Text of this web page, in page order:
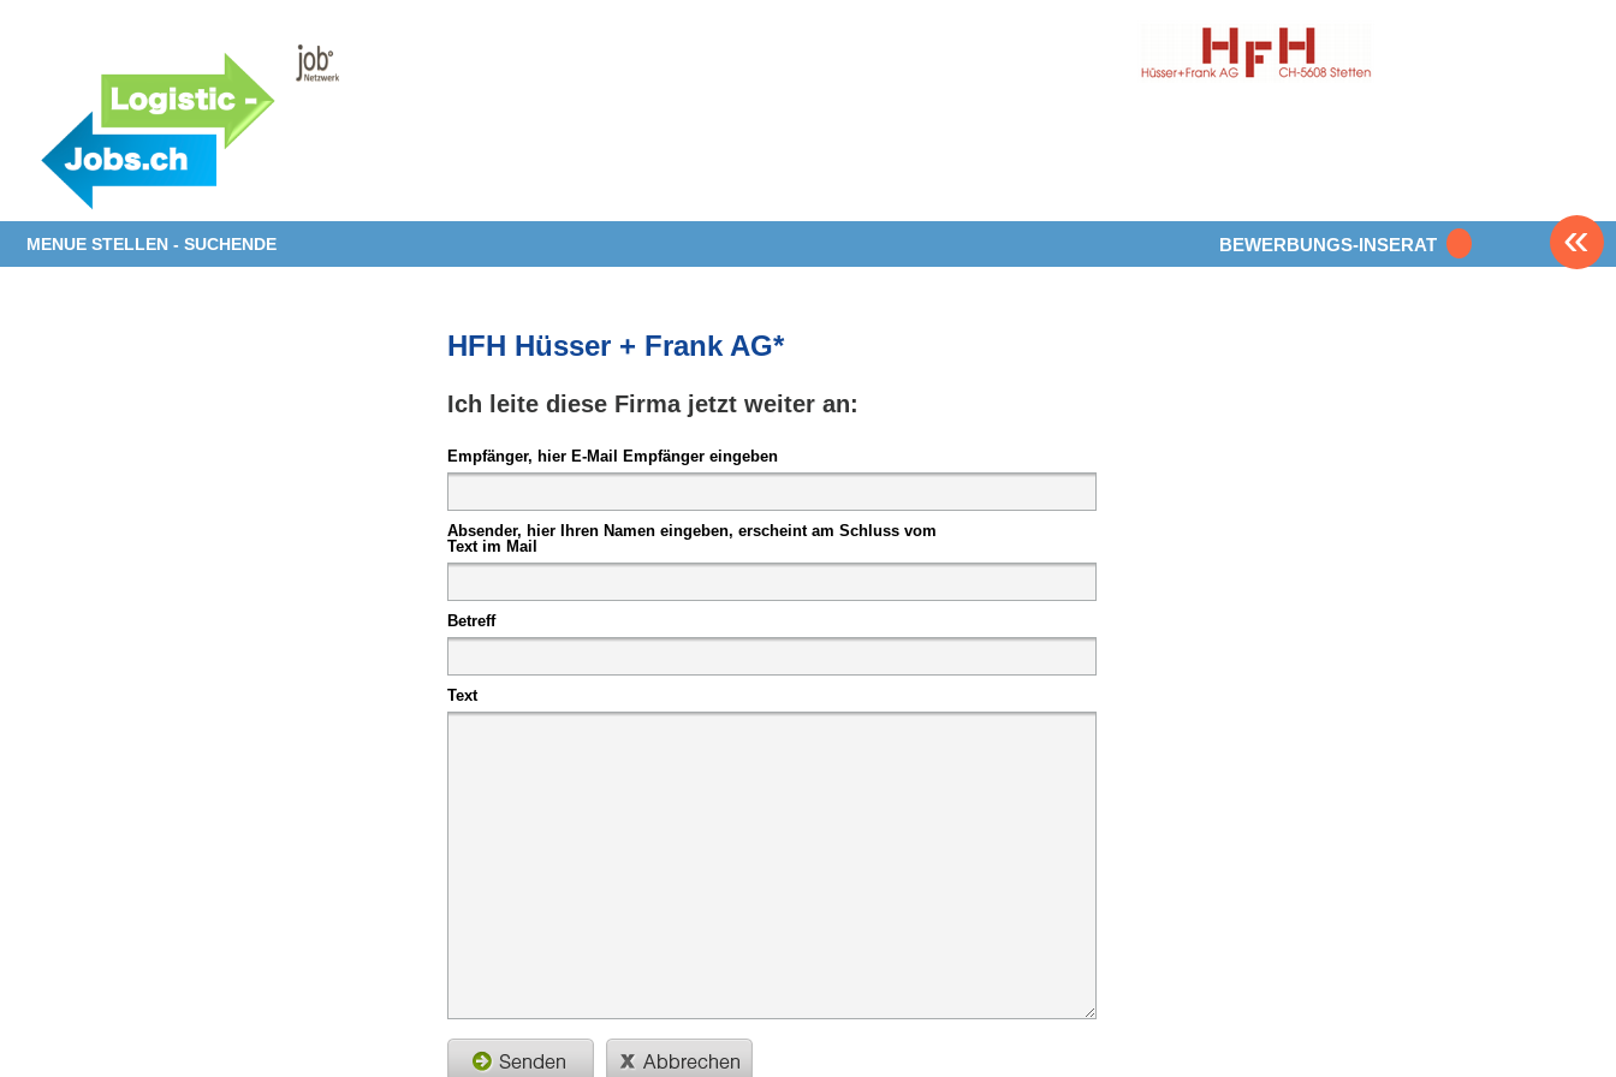
MENUE STELLEN - SUCHENDE BEWERBUNGS-INSERAT «
HFH Hüsser + Frank AG*
Ich leite diese Firma jetzt weiter an:
Empfänger, hier E-Mail Empfänger eingeben
Absender, hier Ihren Namen eingeben, erscheint am Schluss vom
Text im Mail
Betreff
Text